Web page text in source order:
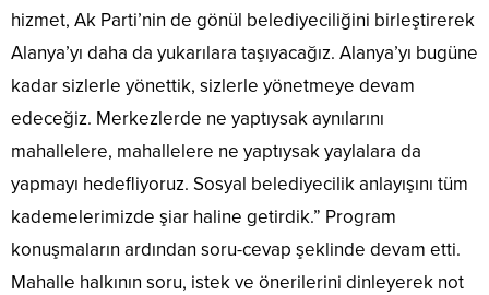
hizmet, Ak Parti’nin de gönül belediyeciliğini birleştirerek
Alanya’yı daha da yukarılara taşıyacağız. Alanya’yı bugüne
kadar sizlerle yönettik, sizlerle yönetmeye devam
edeceğiz. Merkezlerde ne yaptıysak aynılarını
mahallelere, mahallelere ne yaptıysak yaylalara da
yapmayı hedefliyoruz. Sosyal belediyecilik anlayışını tüm
kademelerimizde şiar haline getirdik.” Program
konuşmaların ardından soru-cevap şeklinde devam etti.
Mahalle halkının soru, istek ve önerilerini dinleyerek not